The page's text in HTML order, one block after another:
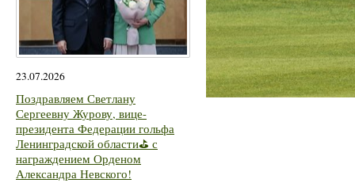
23.07.2026
Поздравляем Светлану
Сергеевну Журову, вице-
президента Федерации гольфа
Ленинградской области⛳ с
награждением Орденом
Александра Невского!